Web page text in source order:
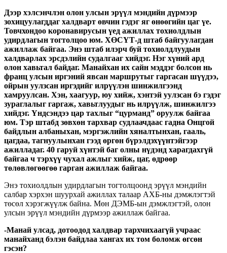
Дээр хэлсэнчлэн олон улсын эрүүл мэндийн дүрмээр
зохицуулагддаг халдварт өвчин гэдэг яг өнөөгийн цаг үе.
Товчхондоо коронавирусын үед ажиллах тохиолдлын
удирдлагын тогтолцоо юм. ХӨСҮТ-д штаб байгуулагдан
ажиллаж байгаа. Энэ штаб илэрч буй тохиолдлуудын
халдварлах эрсдэлийн судалгааг хийдэг. Нэг хүний ард
олон хавьтал байдаг. Манайхан их сайн мэддэг болсон нь
франц улсын иргэний явсан маршрутыг гаргасан шүүдээ,
ойрын уулзсан иргэдийг илрүүлэн шинжилгээнд
хамруулсан. Хэн, хаагуур, юу хийж, хэнтэй уулзсан бэ гэдэг
зураглалыг гаргаж, хавьтлуудыг нь илрүүлж, шинжилгээ
хийдэг. Үндсэндээ цар тахлыг “цурманд” оруулж байгаа
юм. Тэр штабд зөвхөн тархвар судлаачдаас гадна Онцгой
байдлын албаныхан, мэргэжлийн хяналтынхан, гааль,
цагдаа, тагнуулынхан гээд өргөн бүрэлдэхүүнтэйгээр
ажилладаг. 40 гаруй хүнтэй баг олны нүдэнд харагдахгүй
байгаа ч тэрхүү чухал ажлыг хийж, цаг, өдрөөр
төлөвлөгөөгөө гарган ажиллаж байгаа.
Энэ тохиолдлын удирдлагын тогтолцоонд эрүүл мэндийн
салбар хэрхэн шуурхай ажиллах талаар АХБ-ны дэмжлэгтэй
төсөл хэрэгжүүлж байна. Мөн ДЭМБ-ын дэмжлэгтэй, олон
улсын эрүүл мэндийн дүрмээр ажиллаж байгаа.
-Манай улсад, дотоодод халдвар тархчихаагүй учраас
манайханд бэлэн байдлаа хангах их том боломж өгсөн
гэсэн?